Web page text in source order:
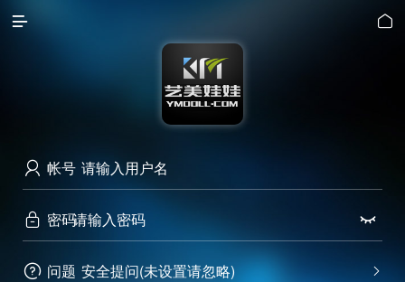
 
 帐号
 密码 
 问题 
安全提问(未设置请忽略)